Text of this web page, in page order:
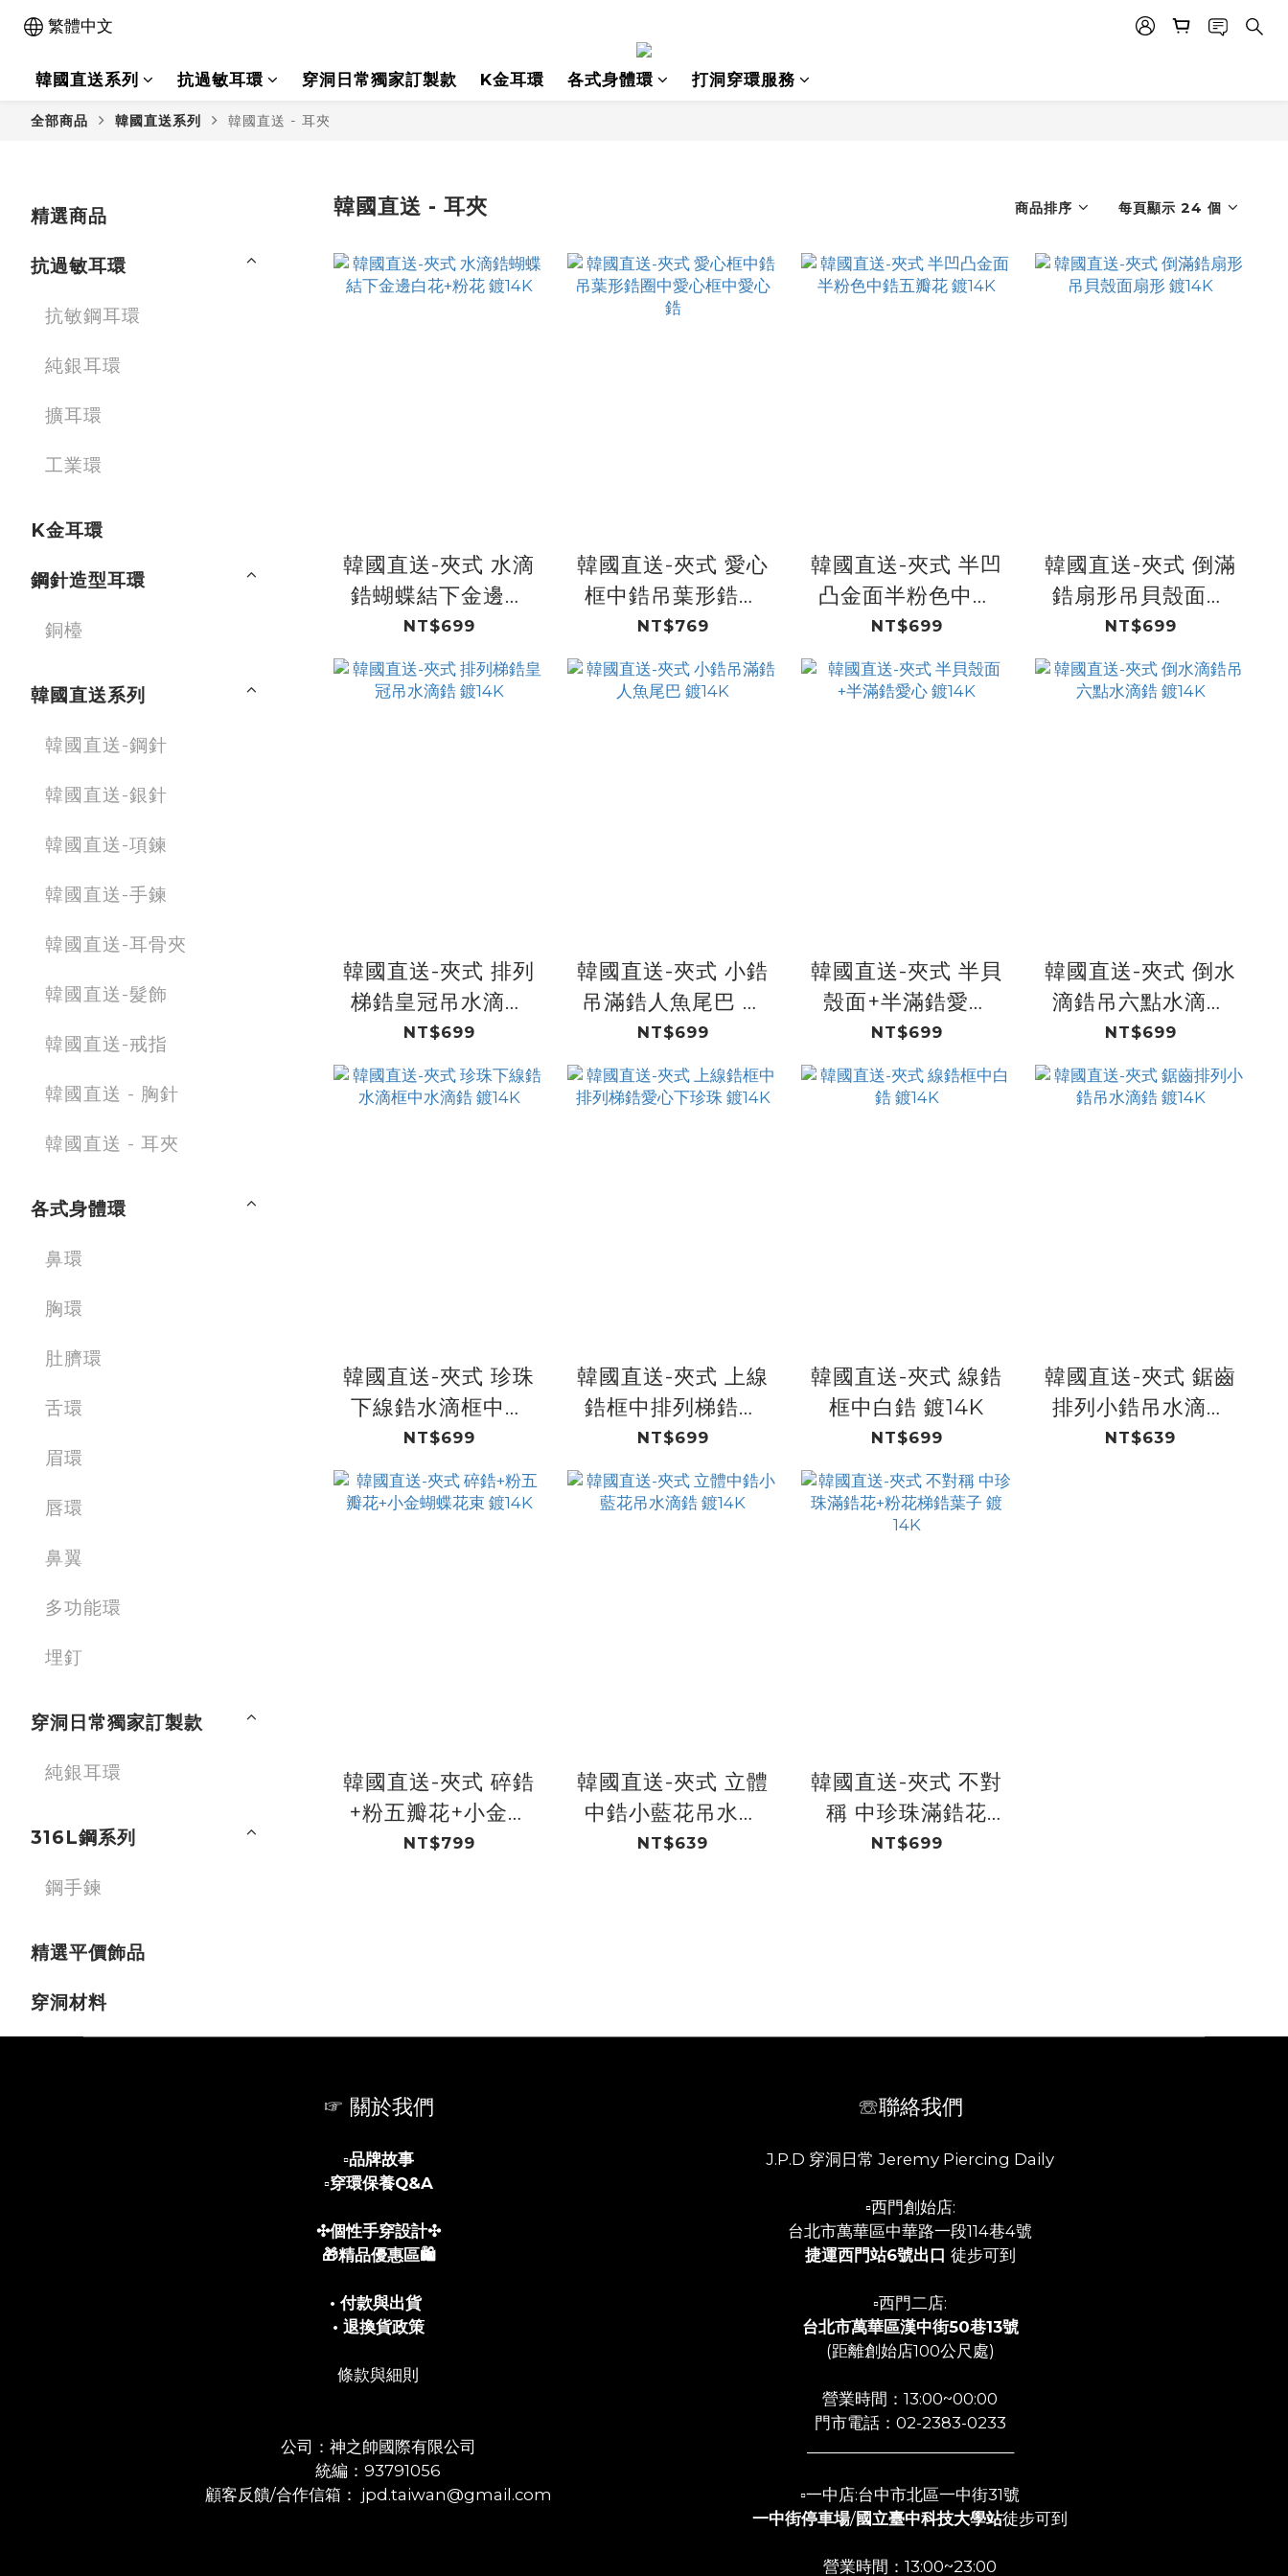
繁體中文
韓國直送系列 抗過敏耳環 穿洞日常獨家訂製款 K金耳環 各式身體環 打洞穿環服務
全部商品 韓國直送系列 韓國直送 - 耳夾
精選商品
抗過敏耳環
抗敏鋼耳環
純銀耳環
擴耳環
工業環
K金耳環
鋼針造型耳環
銅檯
韓國直送系列
韓國直送-鋼針
韓國直送-銀針
韓國直送-項鍊
韓國直送-手鍊
韓國直送-耳骨夾
韓國直送-髮飾
韓國直送-戒指
韓國直送 - 胸針
韓國直送 - 耳夾
各式身體環
鼻環
胸環
肚臍環
舌環
眉環
唇環
鼻翼
多功能環
埋釘
穿洞日常獨家訂製款
純銀耳環
316L鋼系列
鋼手鍊
精選平價飾品
穿洞材料
韓國直送 - 耳夾 商品排序 每頁顯示 24 個
韓國直送-夾式 水滴
鋯蝴蝶結下金邊白
花+粉花 鍍14K
NT$699
韓國直送-夾式 愛心
框中鋯吊葉形鋯圈
中愛心框中愛心鋯
NT$769
韓國直送-夾式 半凹
凸金面半粉色中鋯
五瓣花 鍍14K
NT$699
韓國直送-夾式 倒滿
鋯扇形吊貝殼面扇
形 鍍14K
NT$699
韓國直送-夾式 排列
梯鋯皇冠吊水滴鋯
鍍14K
NT$699
韓國直送-夾式 小鋯
吊滿鋯人魚尾巴 鍍
14K
NT$699
韓國直送-夾式 半貝
殼面+半滿鋯愛心
鍍14K
NT$699
韓國直送-夾式 倒水
滴鋯吊六點水滴鋯
鍍14K
NT$699
韓國直送-夾式 珍珠
下線鋯水滴框中水
滴鋯 鍍14K
NT$699
韓國直送-夾式 上線
鋯框中排列梯鋯愛
心下珍珠 鍍14K
NT$699
韓國直送-夾式 線鋯
框中白鋯 鍍14K
NT$699
韓國直送-夾式 鋸齒
排列小鋯吊水滴鋯
鍍14K
NT$639
韓國直送-夾式 碎鋯
+粉五瓣花+小金蝴
蝶花束 鍍14K
NT$799
韓國直送-夾式 立體
中鋯小藍花吊水滴
鋯 鍍14K
NT$639
韓國直送-夾式 不對
稱 中珍珠滿鋯花
+粉花梯鋯葉子 鍍
NT$699
☞ 關於我們
▫️品牌故事
▫️穿環保養Q&A
✣個性手穿設計✣
🎁精品優惠區🛍️
• 付款與出貨
• 退換貨政策
條款與細則
公司：神之帥國際有限公司
統編：93791056
顧客反饋/合作信箱： jpd.taiwan@gmail.com
☏聯絡我們
J.P.D 穿洞日常 Jeremy Piercing Daily
▫️西門創始店:
台北市萬華區中華路一段114巷4號
捷運西門站6號出口 徒步可到
▫️西門二店:
台北市萬華區漢中街50巷13號
(距離創始店100公尺處)
營業時間：13:00~00:00
門市電話：02-2383-0233
▫️一中店:台中市北區一中街31號
一中街停車場/國立臺中科技大學站徒步可到
營業時間：13:00~23:00